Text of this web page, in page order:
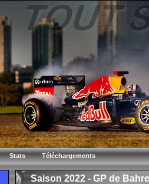
Stats Téléchargements
Saison 2022 - GP de